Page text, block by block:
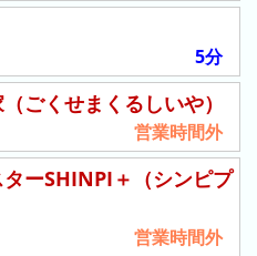
5分
ごくせまくるしいや）
営業時間外
ーSHINPI＋（シンピプ
営業時間外